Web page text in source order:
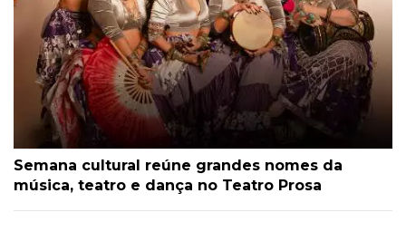
Semana cultural reúne grandes nomes da
música, teatro e dança no Teatro Prosa